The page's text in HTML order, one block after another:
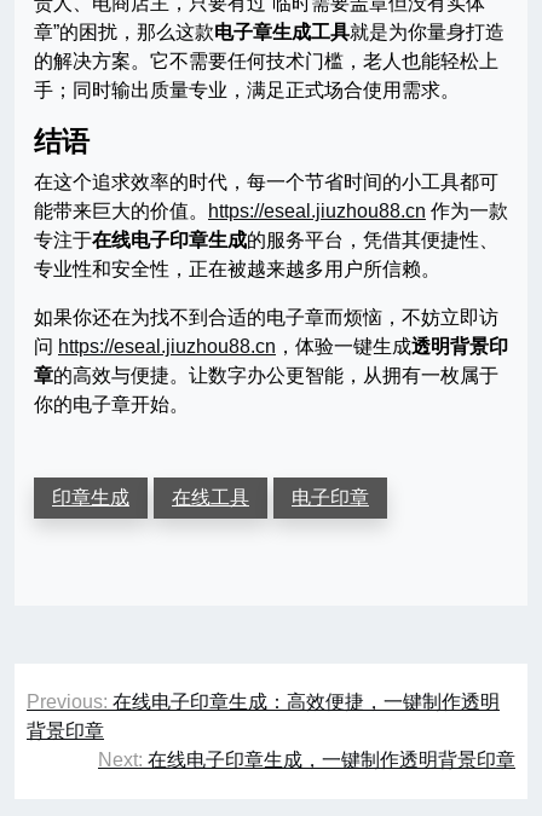
章”的困扰，那么这款电子章生成工具就是为你量身打造
的解决方案。它不需要任何技术门槛，老人也能轻松上
手；同时输出质量专业，满足正式场合使用需求。
结语
在这个追求效率的时代，每一个节省时间的小工具都可
能带来巨大的价值。
https://eseal.jiuzhou88.cn 作为一款
专注于在线电子印章生成的服务平台，凭借其便捷性、
专业性和安全性，正在被越来越多用户所信赖。
如果你还在为找不到合适的电子章而烦恼，不妨立即访
问 https://eseal.jiuzhou88.cn ，体验一键生成透明背景印
章的高效与便捷。让数字办公更智能，从拥有一枚属于
你的电子章开始。
印章生成 在线工具 电子印章
文
章
Previous: 在线电子印章生成：高效便捷，一键制作透明
背景印章
Next: 在线电子印章生成，一键制作透明背景印章